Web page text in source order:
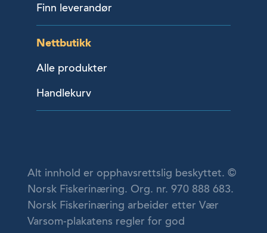
Finn leverandør
Nettbutikk
Alle produkter
Handlekurv
Alt innhold er opphavsrettslig beskyttet. ©
Norsk Fiskerinæring. Org. nr. 970 888 683.
Norsk Fiskerinæring arbeider etter Vær
Varsom-plakatens regler for god